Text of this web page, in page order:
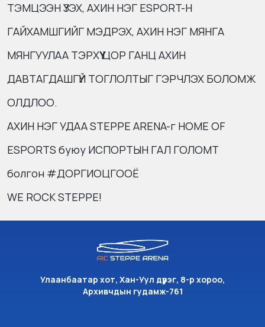
ТЭМЦЭЭН ҮЗЭХ, АХИН НЭГ ESPORT-Н
ГАЙХАМШГИЙГ МЭДРЭХ, АХИН НЭГ МЯНГА
МЯНГУУЛАА ТЭРХҮҮ ЦОР ГАНЦ АХИН
ДАВТАГДАШГҮЙ ТОГЛОЛТЫГ ГЭРЧЛЭХ БОЛОМЖ
ОЛДЛОО.
АХИН НЭГ УДАА STEPPE ARENA-г HOME OF
ESPORTS буюу ИСПОРТЫН ГАЛ ГОЛОМТ
болгон #ДОРГИОЦГООЁ
WE ROCK STEPPE!
Улаанбаатар хот, Хан-Уул дүүрэг, 8-р хороо,
Архивчдын гудамж-761